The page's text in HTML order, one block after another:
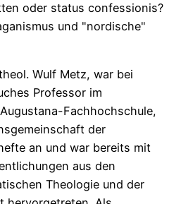
oder status confessionis?
und "nordische"
Wulf Metz, war bei
Professor im
Fachhochschule,
der
an und war bereits mit
aus den
Theologie und der